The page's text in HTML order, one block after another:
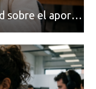
Vale la pena actualizar? La verdad sobre el aporte de HarmonyOS en el nuevo EMUI 16 de Huawei